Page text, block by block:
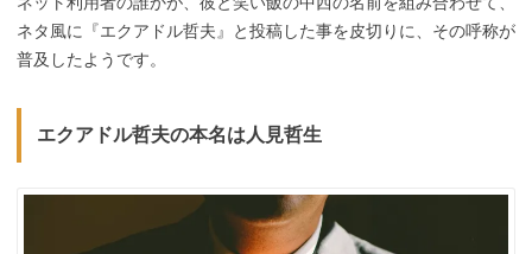
ネタ風に『エクアドル哲夫』と投稿した事を皮切りに、その呼称が
普及したようです。
エクアドル哲夫の本名は人見哲生